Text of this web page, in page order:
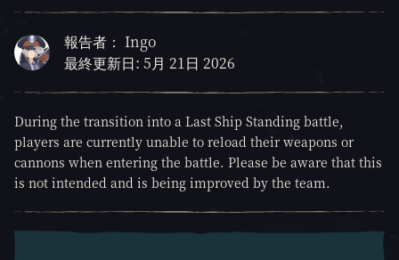
報告者： Ingo
最終更新日: 5月 21日 2026
During the transition into a Last Ship Standing battle,
players are currently unable to reload their weapons or
cannons when entering the battle. Please be aware that this
is not intended and is being improved by the team.